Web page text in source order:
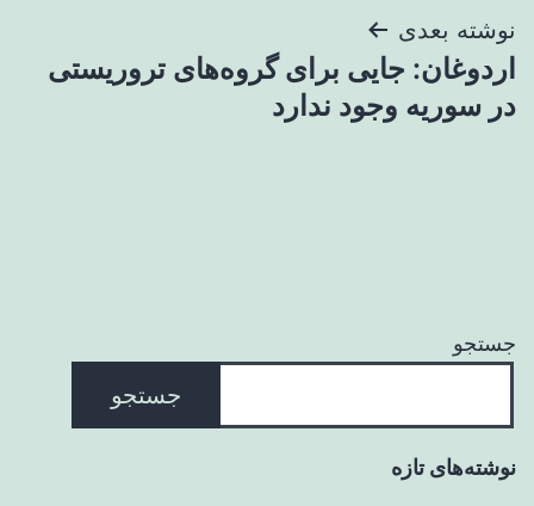
نوشته بعدی
اردوغان: جایی برای گروه‌های تروریستی
در سوریه وجود ندارد
جستجو
جستجو
نوشته‌های تازه